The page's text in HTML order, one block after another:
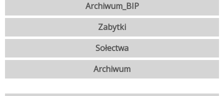
Archiwum_BIP
Zabytki
Sołectwa
Archiwum